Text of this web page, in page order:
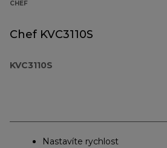
CHEF
Chef KVC3110S
KVC3110S
Nastavíte rychlost